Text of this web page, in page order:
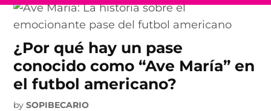
¿Por qué hay un pase
conocido como “Ave María” en
el futbol americano?
by SOPIBECARIO